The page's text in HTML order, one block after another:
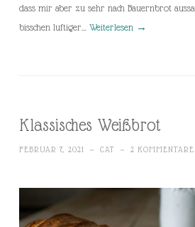
dass mir aber zu sehr nach Bauernbrot
bisschen luftiger… Weiterlesen →
Klassisches Weißbrot
FEBRUAR 7, 2021 ~ CAT ~ 2 KOMMENTARE